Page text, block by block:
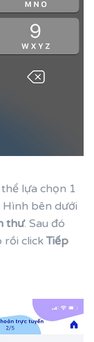
lựa chọn 1
bên dưới
thư. Sau đó
rồi clickTiếp